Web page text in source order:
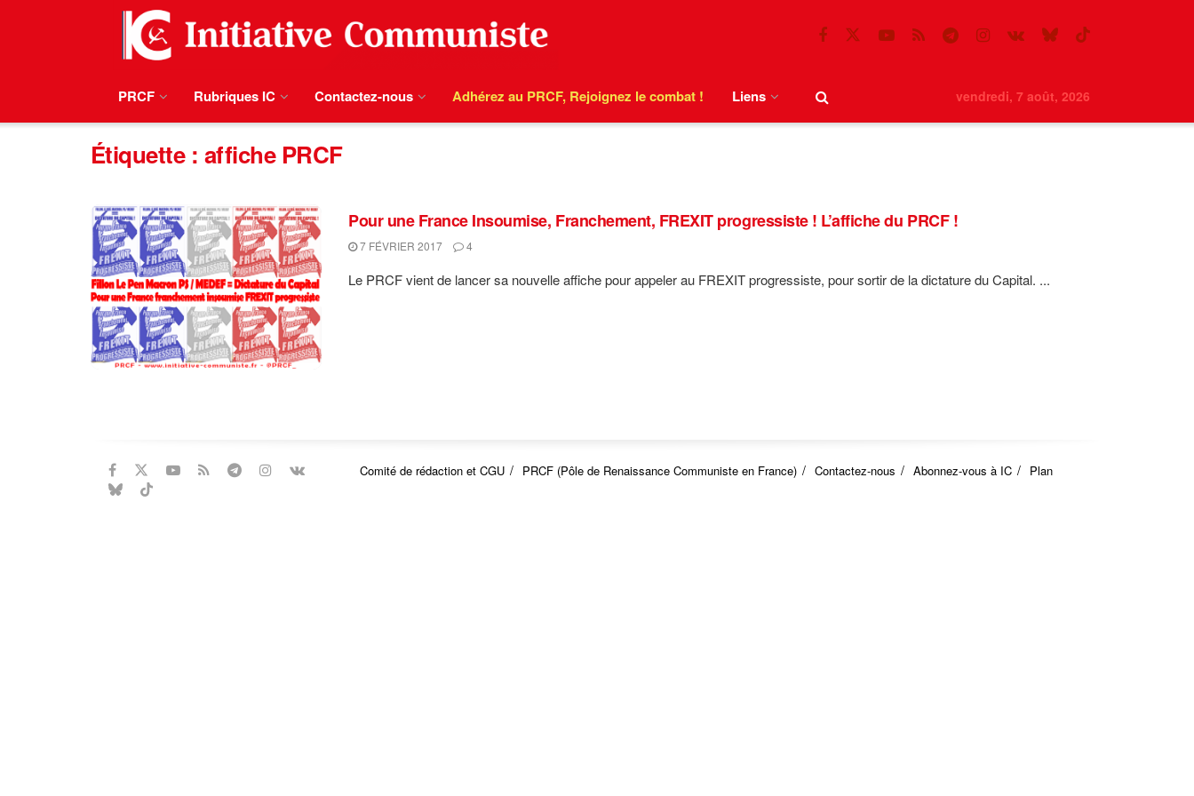
PRCF Rubriques IC Contactez-nous Adhérez au PRCF, Rejoignez le combat ! Liens vendredi, 7 août, 2026
Étiquette : affiche PRCF
Pour une France Insoumise, Franchement, FREXIT progressiste ! L’affiche du PRCF !
7 FÉVRIER 2017 4
Le PRCF vient de lancer sa nouvelle affiche pour appeler au FREXIT progressiste, pour sortir de la dictature du Capital. ...
Comité de rédaction et CGU PRCF (Pôle de Renaissance Communiste en France) Contactez-nous Abonnez-vous à IC Plan